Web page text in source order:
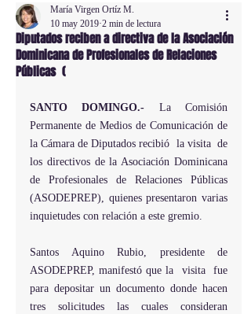
Diputados reciben a directiva de la Asociación
Dominicana de Profesionales de Relaciones
Públicas (
María Virgen Ortíz M.
10 may 2019 2 min de lectura
SANTO DOMINGO.- La Comisión
Permanente de Medios de Comunicación de
la Cámara de Diputados recibió  la visita  de
los directivos de la Asociación Dominicana
de Profesionales de Relaciones Públicas
(ASODEPREP), quienes presentaron varias
inquietudes con relación a este gremio.
Santos Aquino Rubio, presidente de
ASODEPREP, manifestó que la  visita  fue
para depositar un documento donde hacen
tres solicitudes las cuales consideran